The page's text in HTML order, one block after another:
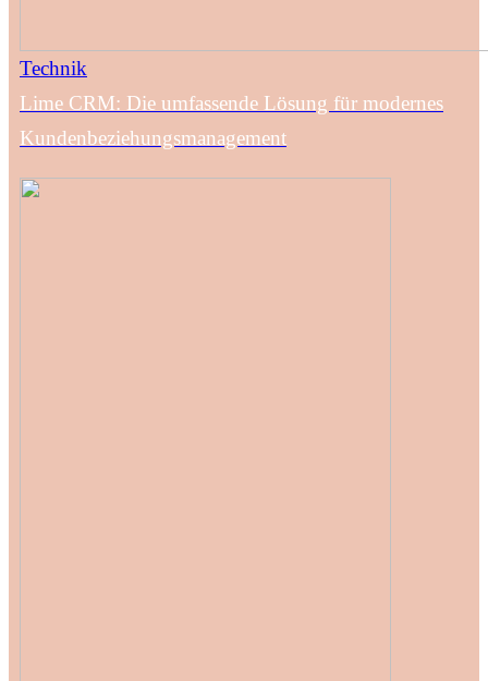
Technik
Lime CRM: Die umfassende Lösung für modernes
Kundenbeziehungsmanagement